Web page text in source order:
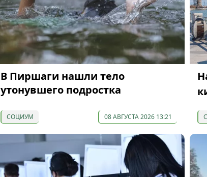
В Пиршаги нашли тело
утонувшего подростка
СОЦИУМ 08 АВГУСТА 2026 13:21